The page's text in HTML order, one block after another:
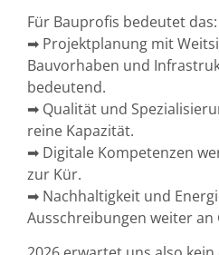
Für Bauprofis bedeutet das:
➡ Projektplanung mit
Bauvorhaben und
bedeutend.
➡ Qualität und
reine Kapazität.
➡ Digitale Kompetenzen
zur Kür.
➡ Nachhaltigkeit und
Ausschreibungen weiter an